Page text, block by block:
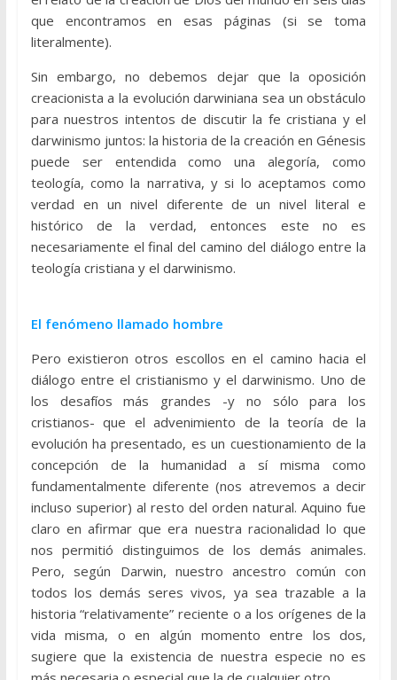
que encontramos en esas páginas (si se toma
literalmente).
Sin embargo, no debemos dejar que la oposición
creacionista a la evolución darwiniana sea un obstáculo
para nuestros intentos de discutir la fe cristiana y el
darwinismo juntos: la historia de la creación en Génesis
puede ser entendida como una alegoría, como
teología, como la narrativa, y si lo aceptamos como
verdad en un nivel diferente de un nivel literal e
histórico de la verdad, entonces este no es
necesariamente el final del camino del diálogo entre la
teología cristiana y el darwinismo.
El fenómeno llamado hombre
Pero existieron otros escollos en el camino hacia el
diálogo entre el cristianismo y el darwinismo. Uno de
los desafíos más grandes -y no sólo para los
cristianos- que el advenimiento de la teoría de la
evolución ha presentado, es un cuestionamiento de la
concepción de la humanidad a sí misma como
fundamentalmente diferente (nos atrevemos a decir
incluso superior) al resto del orden natural. Aquino fue
claro en afirmar que era nuestra racionalidad lo que
nos permitió distinguimos de los demás animales.
Pero, según Darwin, nuestro ancestro común con
todos los demás seres vivos, ya sea trazable a la
historia “relativamente” reciente o a los orígenes de la
vida misma, o en algún momento entre los dos,
sugiere que la existencia de nuestra especie no es